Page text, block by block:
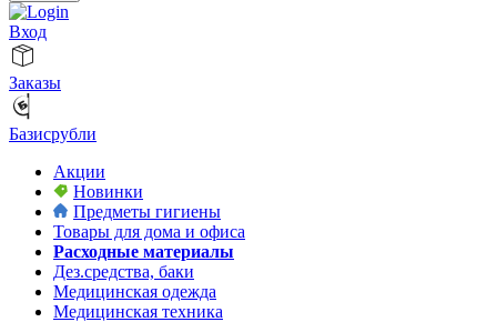
Вход
Заказы
Базисрубли
Акции
Новинки
Предметы гигиены
Товары для дома и офиса
Расходные материалы
Дез.средства, баки
Медицинская одежда
Медицинская техника